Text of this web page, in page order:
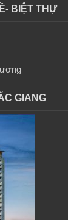
BIỆT THỰ
GIANG